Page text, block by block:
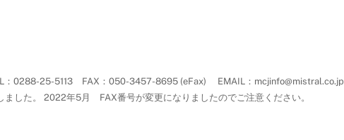
：0288-25-5113 FAX：050-3457-8695 (eFax) EMAIL：mcjinfo@mistral.co.jp
した。 2022年5月 FAX番号が変更になりましたのでご注意ください。